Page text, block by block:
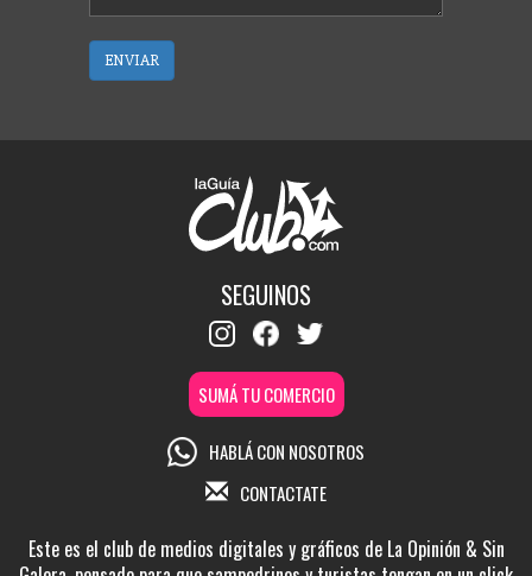
ENVIAR
SEGUINOS
SUMÁ TU COMERCIO
HABLÁ CON NOSOTROS
CONTACTATE
Este es el club de medios digitales y gráficos de La Opinión & Sin